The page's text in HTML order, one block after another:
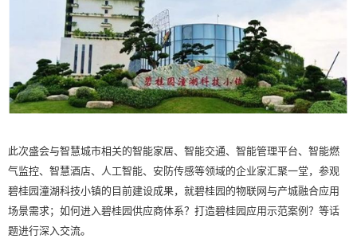
此次盛会与智慧城市相关的智能家居、智能交通、智能管理平台、智能燃
气监控、智慧酒店、人工智能、安防传感等领域的企业家汇聚一堂，参观
碧桂园潼湖科技小镇的目前建设成果，就碧桂园的物联网与产城融合应用
场景需求；如何进入碧桂园供应商体系？打造碧桂园应用示范案例？等话
题进行深入交流。